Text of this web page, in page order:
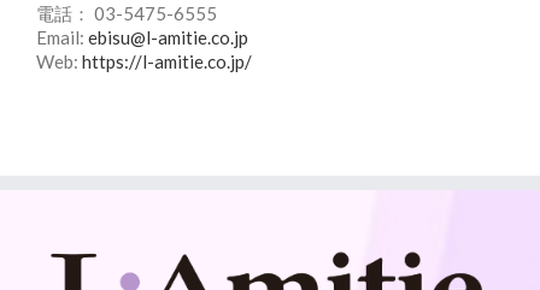
電話： 03-5475-6555
Email: ebisu@l-amitie.co.jp
Web: https://l-amitie.co.jp/